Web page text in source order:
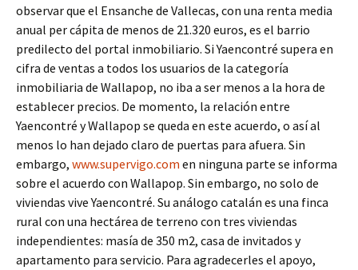
observar que el Ensanche de Vallecas, con una renta media
anual per cápita de menos de 21.320 euros, es el barrio
predilecto del portal inmobiliario. Si Yaencontré supera en
cifra de ventas a todos los usuarios de la categoría
inmobiliaria de Wallapop, no iba a ser menos a la hora de
establecer precios. De momento, la relación entre
Yaencontré y Wallapop se queda en este acuerdo, o así al
menos lo han dejado claro de puertas para afuera. Sin
embargo, www.supervigo.com en ninguna parte se informa
sobre el acuerdo con Wallapop. Sin embargo, no solo de
viviendas vive Yaencontré. Su análogo catalán es una finca
rural con una hectárea de terreno con tres viviendas
independientes: masía de 350 m2, casa de invitados y
apartamento para servicio. Para agradecerles el apoyo,